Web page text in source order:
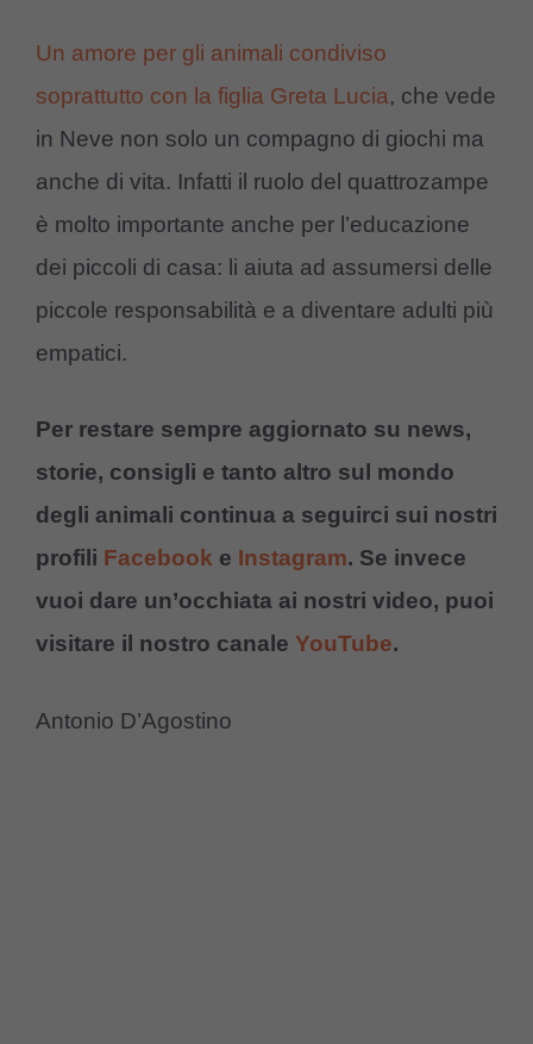
Un amore per gli animali condiviso
soprattutto con la figlia Greta Lucia, che vede
in Neve non solo un compagno di giochi ma
anche di vita. Infatti il ruolo del quattrozampe
è molto importante anche per l’educazione
dei piccoli di casa: li aiuta ad assumersi delle
piccole responsabilità e a diventare adulti più
empatici.
Per restare sempre aggiornato su news,
storie, consigli e tanto altro sul mondo
degli animali continua a seguirci sui nostri
profili Facebook e Instagram. Se invece
vuoi dare un’occhiata ai nostri video, puoi
visitare il nostro canale YouTube.
Antonio D’Agostino